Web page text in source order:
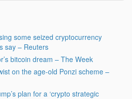
some seized cryptocurrency
say – Reuters
bitcoin dream – The Week
on the age-old Ponzi scheme –
plan for a ‘crypto strategic